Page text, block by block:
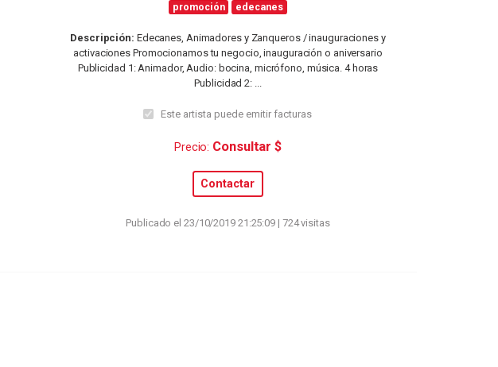
promoción edecanes
Descripción: Edecanes, Animadores y Zanqueros / inauguraciones y
activaciones Promocionamos tu negocio, inauguración o aniversario
Publicidad 1: Animador, Audio: bocina, micrófono, música. 4 horas
Publicidad 2: ...
Este artista puede emitir facturas
Precio: Consultar $
Contactar
Publicado el 23/10/2019 21:25:09 | 724 visitas